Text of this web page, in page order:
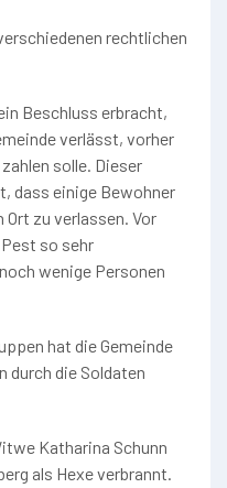
rechtlichen
Beschluss erbracht,
verlässt, vorher
solle. Dieser
dass einige Bewohner
zu verlassen. Vor
so sehr
wenige Personen
hat die Gemeinde
durch die Soldaten
Katharina Schunn
als Hexe verbrannt.